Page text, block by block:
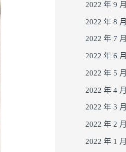
2022 年 9 月
2022 年 8 月
2022 年 7 月
2022 年 6 月
2022 年 5 月
2022 年 4 月
2022 年 3 月
2022 年 2 月
2022 年 1 月